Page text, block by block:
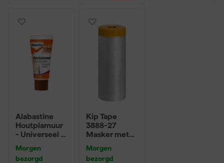
Alabastine
Houtplamuur
- Universeel -
Morgen
bezorgd
Kip Tape
3888-27
Masker met
2,7 x 20m
Morgen
bezorgd